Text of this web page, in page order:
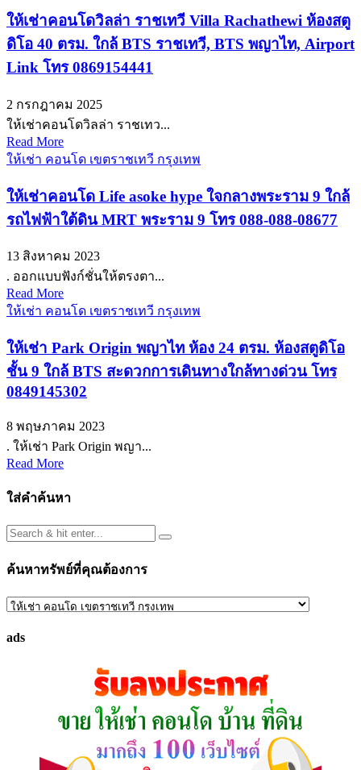
ให้เช่าคอนโดวิลล่า ราชเทวี Villa Rachathewi ห้องสตู
ดิโอ 40 ตรม. ใกล้ BTS ราชเทวี, BTS พญาไท, Airport
Link โทร 0869154441
2 กรกฎาคม 2025
ให้เช่าคอนโดวิลล่า ราชเทว...
Read More
ให้เช่า คอนโด เขตราชเทวี กรุงเทพ
ให้เช่าคอนโด Life asoke hype ใจกลางพระราม 9 ใกล้
รถไฟฟ้าใต้ดิน MRT พระราม 9 โทร 088-088-08677
13 สิงหาคม 2023
. ออกแบบฟังก์ชั่นให้ตรงตา...
Read More
ให้เช่า คอนโด เขตราชเทวี กรุงเทพ
ให้เช่า Park Origin พญาไท ห้อง 24 ตรม. ห้องสตูดิโอ
ชั้น 9 ใกล้ BTS สะดวกการเดินทางใกล้ทางด่วน โทร
0849145302
8 พฤษภาคม 2023
. ให้เช่า Park Origin พญา...
Read More
ใส่คำค้นหา
ค้นหาทรัพย์ที่คุณต้องการ
ค้นหา
ที่
ads